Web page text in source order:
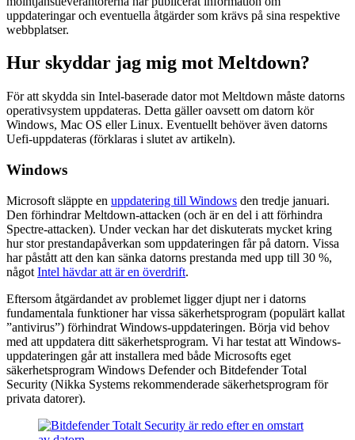
uppdateringar och eventuella åtgärder som krävs på sina respektive
webbplatser.
Hur skyddar jag mig mot Meltdown?
För att skydda sin Intel-baserade dator mot Meltdown måste datorns
operativsystem uppdateras. Detta gäller oavsett om datorn kör
Windows, Mac OS eller Linux. Eventuellt behöver även datorns
Uefi-uppdateras (förklaras i slutet av artikeln).
Windows
Microsoft släppte en uppdatering till Windows den tredje januari.
Den förhindrar Meltdown-attacken (och är en del i att förhindra
Spectre-attacken). Under veckan har det diskuterats mycket kring
hur stor prestandapåverkan som uppdateringen får på datorn. Vissa
har påstått att den kan sänka datorns prestanda med upp till 30 %,
något Intel hävdar att är en överdrift.
Eftersom åtgärdandet av problemet ligger djupt ner i datorns
fundamentala funktioner har vissa säkerhetsprogram (populärt kallat
”antivirus”) förhindrat Windows-uppdateringen. Börja vid behov
med att uppdatera ditt säkerhetsprogram. Vi har testat att Windows-
uppdateringen går att installera med både Microsofts eget
säkerhetsprogram Windows Defender och Bitdefender Total
Security (Nikka Systems rekommenderade säkerhetsprogram för
privata datorer).